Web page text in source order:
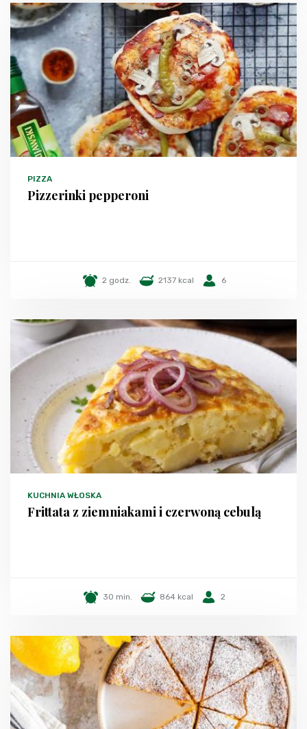
PIZZA
Pizzerinki pepperoni
2 godz. 2137 kcal 6
KUCHNIA WŁOSKA
Frittata z ziemniakami i czerwoną cebulą
30 min. 864 kcal 2